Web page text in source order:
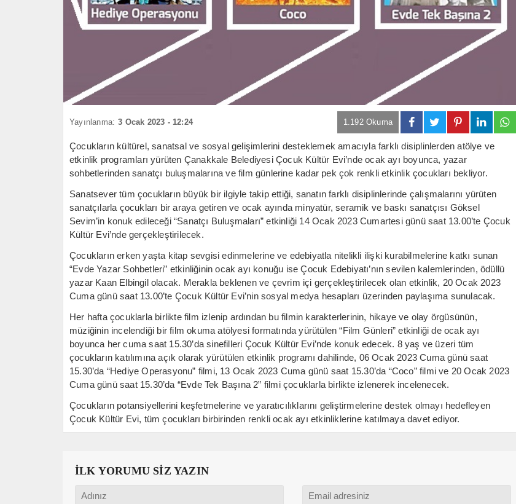
Yayınlanma: 3 Ocak 2023 - 12:24 1.192 Okuma
Çocukların kültürel, sanatsal ve sosyal gelişimlerini desteklemek amacıyla farklı disiplinlerden atölye ve
etkinlik programları yürüten Çanakkale Belediyesi Çocuk Kültür Evi’nde ocak ayı boyunca, yazar
sohbetlerinden sanatçı buluşmalarına ve film günlerine kadar pek çok renkli etkinlik çocukları bekliyor.
Sanatsever tüm çocukların büyük bir ilgiyle takip ettiği, sanatın farklı disiplinlerinde çalışmalarını yürüten
sanatçılarla çocukları bir araya getiren ve ocak ayında minyatür, seramik ve baskı sanatçısı Göksel
Sevim’in konuk edileceği “Sanatçı Buluşmaları” etkinliği 14 Ocak 2023 Cumartesi günü saat 13.00’te Çocuk
Kültür Evi’nde gerçekleştirilecek.
Çocukların erken yaşta kitap sevgisi edinmelerine ve edebiyatla nitelikli ilişki kurabilmelerine katkı sunan
“Evde Yazar Sohbetleri” etkinliğinin ocak ayı konuğu ise Çocuk Edebiyatı’nın sevilen kalemlerinden, ödüllü
yazar Kaan Elbingil olacak. Merakla beklenen ve çevrim içi gerçekleştirilecek olan etkinlik, 20 Ocak 2023
Cuma günü saat 13.00’te Çocuk Kültür Evi’nin sosyal medya hesapları üzerinden paylaşıma sunulacak.
Her hafta çocuklarla birlikte film izlenip ardından bu filmin karakterlerinin, hikaye ve olay örgüsünün,
müziğinin incelendiği bir film okuma atölyesi formatında yürütülen “Film Günleri” etkinliği de ocak ayı
boyunca her cuma saat 15.30’da sinefilleri Çocuk Kültür Evi’nde konuk edecek. 8 yaş ve üzeri tüm
çocukların katılımına açık olarak yürütülen etkinlik programı dahilinde, 06 Ocak 2023 Cuma günü saat
15.30’da “Hediye Operasyonu” filmi, 13 Ocak 2023 Cuma günü saat 15.30’da “Coco” filmi ve 20 Ocak 2023
Cuma günü saat 15.30’da “Evde Tek Başına 2” filmi çocuklarla birlikte izlenerek incelenecek.
Çocukların potansiyellerini keşfetmelerine ve yaratıcılıklarını geliştirmelerine destek olmayı hedefleyen
Çocuk Kültür Evi, tüm çocukları birbirinden renkli ocak ayı etkinliklerine katılmaya davet ediyor.
İLK YORUMU SİZ YAZIN